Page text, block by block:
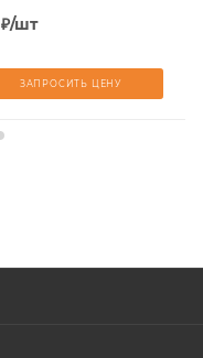
₽/шт
ЗАПРОСИТЬ ЦЕНУ